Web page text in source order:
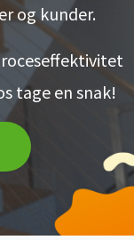
og kunder.
tage en snak!